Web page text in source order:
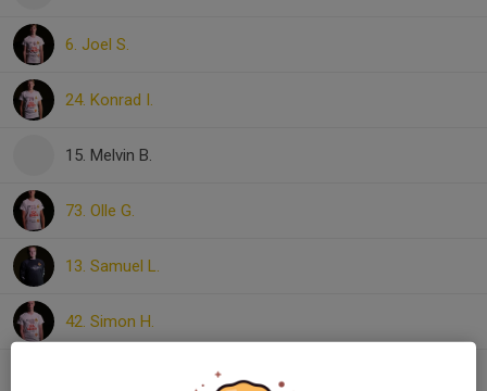
6. Joel S.
24. Konrad I.
15. Melvin B.
73. Olle G.
13. Samuel L.
42. Simon H.